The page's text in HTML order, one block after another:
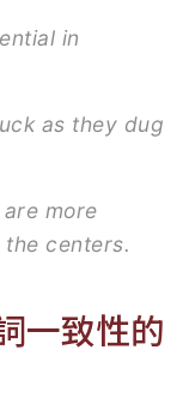
in
as they dug
more
centers.
一致性的